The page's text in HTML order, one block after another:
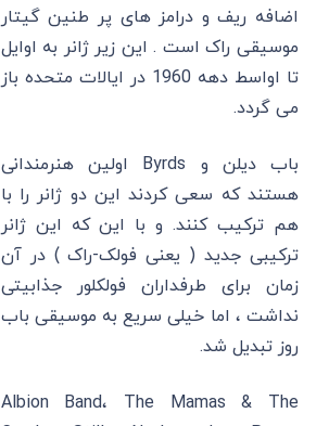
اضافه ریف و درامز های پر طنین گیتار
موسیقی راک است . این زیر ژانر به اوایل
تا اواسط دهه 1960 در ایالات متحده باز
می گردد.
باب دیلن و Byrds اولین هنرمندانی
هستند که سعی کردند این دو ژانر را با
هم ترکیب کنند. و با این که این ژانر
ترکیبی جدید ( یعنی فولک-راک ) در آن
زمان برای طرفداران فولکلور جذابیتی
نداشت ، اما خیلی سریع به موسیقی باب
روز تبدیل شد.
Albion Band، The Mamas & The